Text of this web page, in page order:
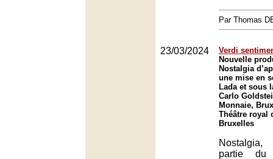
Par Thomas
23/03/2024
Verdi
Nouvelle
Nostalgia
une mise en
Lada et sous
Carlo
Monnaie,
Théâtre royal
Bruxelles
partie du